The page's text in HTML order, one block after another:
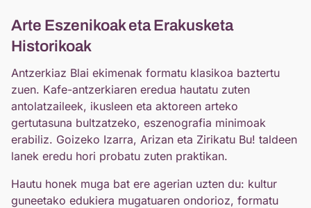
Arte Eszenikoak eta Erakusketa
Historikoak
Antzerkiaz Blai ekimenak formatu klasikoa baztertu
zuen. Kafe-antzerkiaren eredua hautatu zuten
antolatzaileek, ikusleen eta aktoreen arteko
gertutasuna bultzatzeko, eszenografia minimoak
erabiliz. Goizeko Izarra, Arizan eta Zirikatu Bu! taldeen
lanek eredu hori probatu zuten praktikan.
Hautu honek muga bat ere agerian uzten du: kultur
guneetako edukiera mugatuaren ondorioz, formatu